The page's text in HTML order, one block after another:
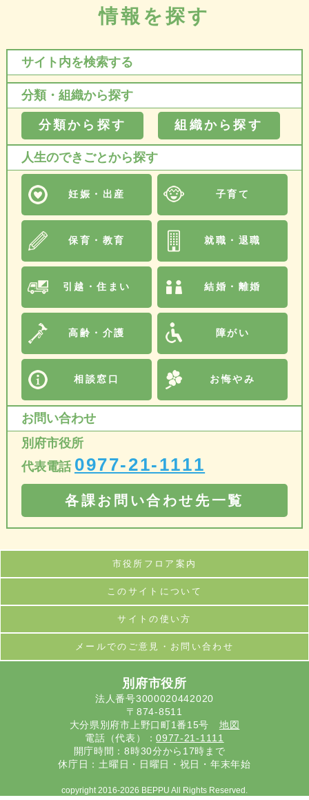
情報を探す
サイト内を検索する
分類・組織から探す
分類から探す 組織から探す
人生のできごとから探す
妊娠・出産 子育て
保育・教育 就職・退職
引越・住まい 結婚・離婚
高齢・介護 障がい
相談窓口 お悔やみ
お問い合わせ
別府市役所
代表電話 0977-21-1111
各課お問い合わせ先一覧
市役所フロア案内
このサイトについて
サイトの使い方
メールでのご意見・お問い合わせ
別府市役所
法人番号3000020442020
〒874-8511
大分県別府市上野口町1番15号 地図
電話（代表）：0977-21-1111
開庁時間：8時30分から17時まで
休庁日：土曜日・日曜日・祝日・年末年始
copyright 2016-2026 BEPPU All Rights Reserved.